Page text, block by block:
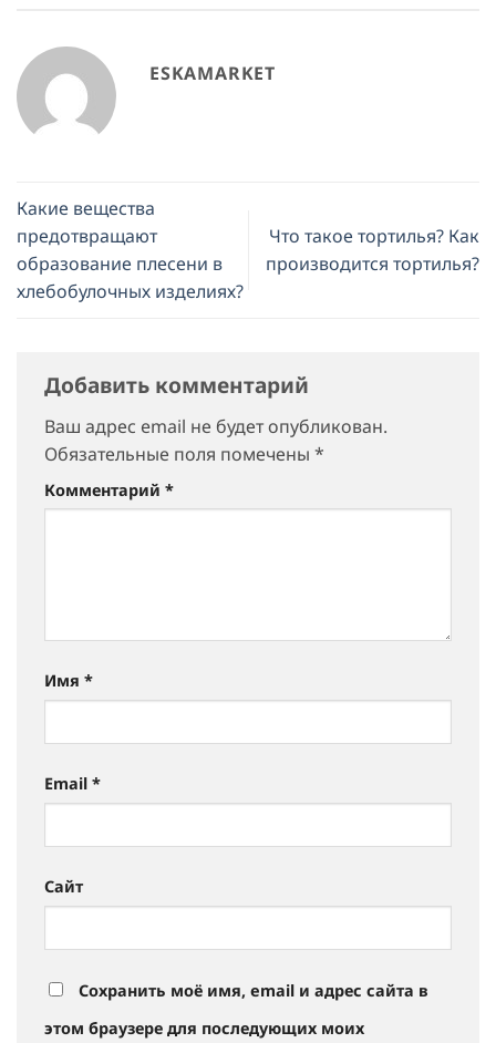
ESKAMARKET
Какие вещества
предотвращают
образование плесени в
хлебобулочных изделиях?
Что такое тортилья? Как
производится тортилья?
Добавить комментарий
Ваш адрес email не будет опубликован.
Обязательные поля помечены *
Комментарий *
Имя *
Email *
Сайт
Сохранить моё имя, email и адрес сайта в
этом браузере для последующих моих